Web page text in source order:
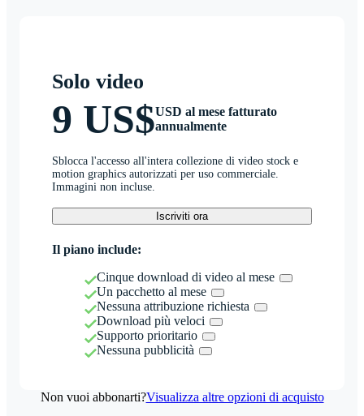
Solo video
9 US$USD al mese fatturato
annualmente
Sblocca l'accesso all'intera collezione di video stock e
motion graphics autorizzati per uso commerciale.
Immagini non incluse.
Iscriviti ora
Il piano include:
Cinque download di video al mese
Un pacchetto al mese
Nessuna attribuzione richiesta
Download più veloci
Supporto prioritario
Nessuna pubblicità
Non vuoi abbonarti?Visualizza altre opzioni di acquisto